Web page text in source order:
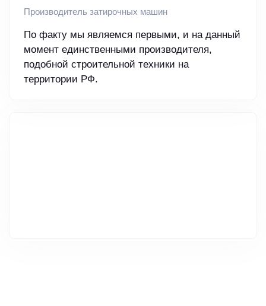
Производитель затирочных машин
По факту мы являемся первыми, и на данный
момент единственными производителя,
подобной строительной техники на
территории РФ.